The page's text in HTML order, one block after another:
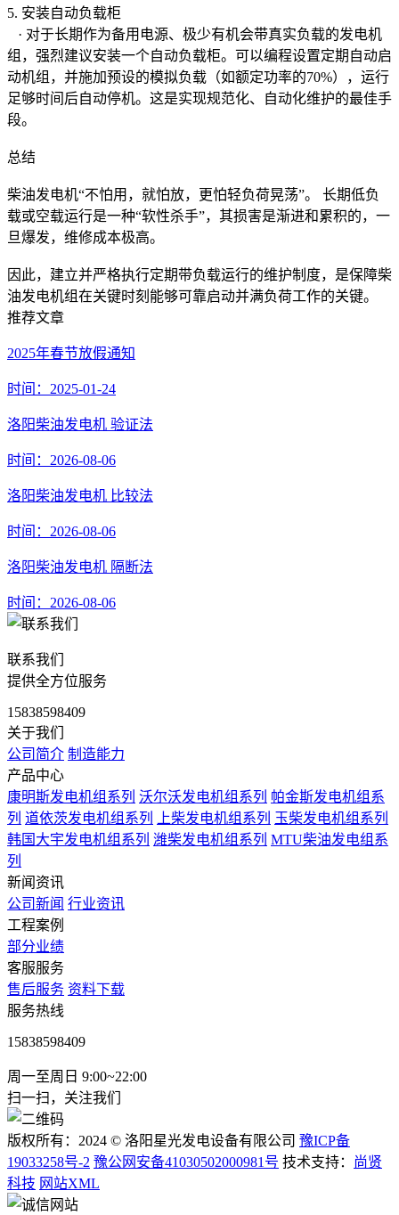
5. 安装自动负载柜
· 对于长期作为备用电源、极少有机会带真实负载的发电机
组，强烈建议安装一个自动负载柜。可以编程设置定期自动启
动机组，并施加预设的模拟负载（如额定功率的70%），运行
足够时间后自动停机。这是实现规范化、自动化维护的最佳手
段。
总结
柴油发电机“不怕用，就怕放，更怕轻负荷晃荡”。 长期低负
载或空载运行是一种“软性杀手”，其损害是渐进和累积的，一
旦爆发，维修成本极高。
因此，建立并严格执行定期带负载运行的维护制度，是保障柴
油发电机组在关键时刻能够可靠启动并满负荷工作的关键。
推荐文章
2025年春节放假通知
时间：2025-01-24
洛阳柴油发电机 验证法
时间：2026-08-06
洛阳柴油发电机 比较法
时间：2026-08-06
洛阳柴油发电机 隔断法
时间：2026-08-06
联系我们
提供全方位服务
15838598409
关于我们
公司简介 制造能力
产品中心
康明斯发电机组系列 沃尔沃发电机组系列 帕金斯发电机组系
列 道依茨发电机组系列 上柴发电机组系列 玉柴发电机组系列
韩国大宇发电机组系列 潍柴发电机组系列 MTU柴油发电组系
列
新闻资讯
公司新闻 行业资讯
工程案例
部分业绩
客服服务
售后服务 资料下载
服务热线
15838598409
周一至周日 9:00~22:00
扫一扫，关注我们
版权所有：2024 © 洛阳星光发电设备有限公司 豫ICP备
19033258号-2 豫公网安备41030502000981号 技术支持：
尚贤
科技 网站XML